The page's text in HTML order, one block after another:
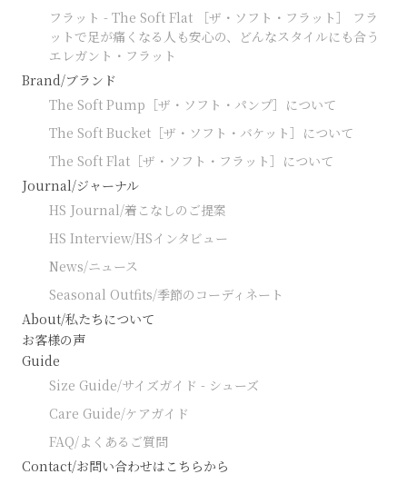
フラット - The Soft Flat ［ザ・ソフト・フラット］ フラ
ットで足が痛くなる人も安心の、どんなスタイルにも合う
エレガント・フラット
Brand/ブランド
The Soft Pump［ザ・ソフト・パンプ］について
The Soft Bucket［ザ・ソフト・バケット］について
The Soft Flat［ザ・ソフト・フラット］について
Journal/ジャーナル
HS Journal/着こなしのご提案
HS Interview/HSインタビュー
News/ニュース
Seasonal Outfits/季節のコーディネート
About/私たちについて
お客様の声
Guide
Size Guide/サイズガイド - シューズ
Care Guide/ケアガイド
FAQ/よくあるご質問
Contact/お問い合わせはこちらから